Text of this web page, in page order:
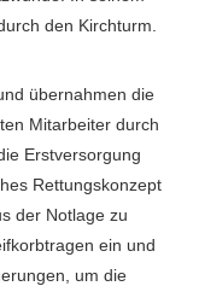
den Kirchturm.
übernahmen die
Mitarbeiter durch
Erstversorgung
Rettungskonzept
der Notlage zu
ein und
um die